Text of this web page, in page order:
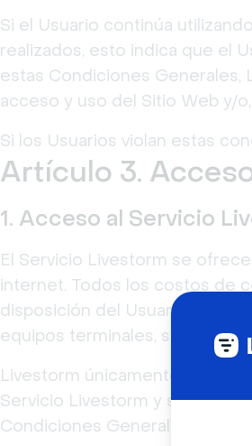
Si el Usuario continúa
realizados, esto indica que el
estas Condiciones
acceso y uso del Sitio Web y/
Si los Usuarios violan estas
Artículo 3.
1. Acceso al Servicio
El Servicio Livestorm se
internet. Todos los costos de
disposición del Usuario
equipos terminales, software o
Livestorm únicamente otorga
Servicio Livestorm y su
Condiciones Generales de Uso.